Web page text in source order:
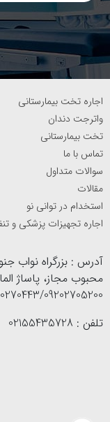
اجاره تخت بیمارستانی
واترجت دندان
تخت بیمارستانی
تماس با ما
سوالات متداول
مقالات
استخدام در توانی نو
اجاره تجهیزات پزشکی و
آدرس : بزرگراه نواب
09202705200
تلفن : 02155435728